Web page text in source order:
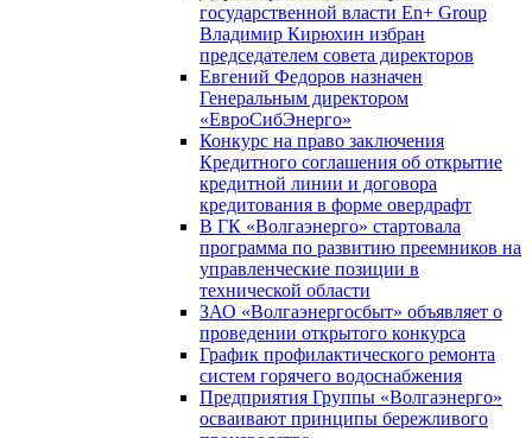
государственной власти En+ Group
Владимир Кирюхин избран
председателем совета директоров
Евгений Федоров назначен
Генеральным директором
«ЕвроСибЭнерго»
Конкурс на право заключения
Кредитного соглашения об открытие
кредитной линии и договора
кредитования в форме овердрафт
В ГК «Волгаэнерго» стартовала
программа по развитию преемников на
управленческие позиции в
технической области
ЗАО «Волгаэнергосбыт» объявляет о
проведении открытого конкурса
График профилактического ремонта
систем горячего водоснабжения
Предприятия Группы «Волгаэнерго»
осваивают принципы бережливого